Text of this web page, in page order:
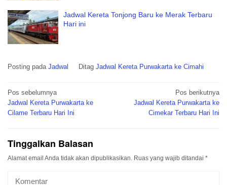
Jadwal Kereta Tonjong Baru ke Merak Terbaru
Hari ini
Posting pada Jadwal Ditag Jadwal Kereta Purwakarta ke Cimahi
Navigasi
pos
Pos sebelumnya
Jadwal Kereta Purwakarta ke
Cilame Terbaru Hari Ini
Pos berikutnya
Jadwal Kereta Purwakarta ke
Cimekar Terbaru Hari Ini
Tinggalkan Balasan
Alamat email Anda tidak akan dipublikasikan. Ruas yang wajib ditandai *